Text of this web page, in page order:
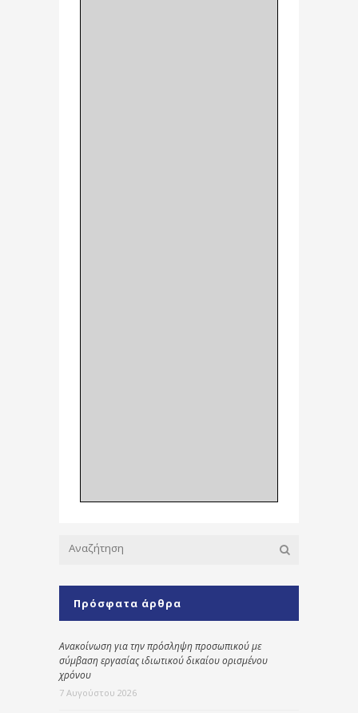
Πρόσφατα άρθρα
Ανακοίνωση για την πρόσληψη προσωπικού με
σύμβαση εργασίας ιδιωτικού δικαίου ορισμένου
χρόνου
7 Αυγούστου 2026